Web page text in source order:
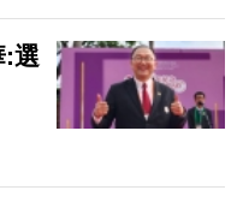
:選